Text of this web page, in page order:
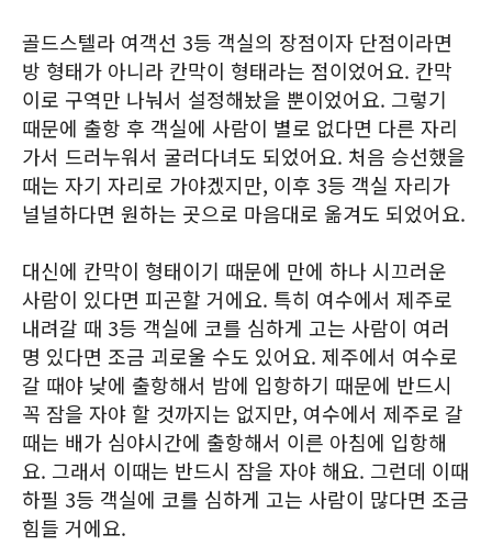
골드스텔라 여객선 3등 객실의 장점이자 단점이라면
방 형태가 아니라 칸막이 형태라는 점이었어요. 칸막
이로 구역만 나눠서 설정해놨을 뿐이었어요. 그렇기
때문에 출항 후 객실에 사람이 별로 없다면 다른 자리
가서 드러누워서 굴러다녀도 되었어요. 처음 승선했을
때는 자기 자리로 가야겠지만, 이후 3등 객실 자리가
널널하다면 원하는 곳으로 마음대로 옮겨도 되었어요.
대신에 칸막이 형태이기 때문에 만에 하나 시끄러운
사람이 있다면 피곤할 거에요. 특히 여수에서 제주로
내려갈 때 3등 객실에 코를 심하게 고는 사람이 여러
명 있다면 조금 괴로울 수도 있어요. 제주에서 여수로
갈 때야 낮에 출항해서 밤에 입항하기 때문에 반드시
꼭 잠을 자야 할 것까지는 없지만, 여수에서 제주로 갈
때는 배가 심야시간에 출항해서 이른 아침에 입항해
요. 그래서 이때는 반드시 잠을 자야 해요. 그런데 이때
하필 3등 객실에 코를 심하게 고는 사람이 많다면 조금
힘들 거에요.